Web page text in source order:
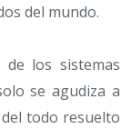
del mundo.
los sistemas
se agudiza a
todo resuelto